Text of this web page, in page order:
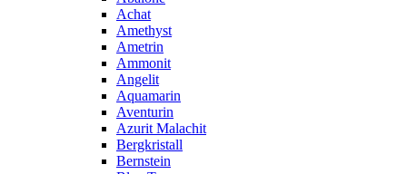
Achat
Amethyst
Ametrin
Ammonit
Angelit
Aquamarin
Aventurin
Azurit Malachit
Bergkristall
Bernstein